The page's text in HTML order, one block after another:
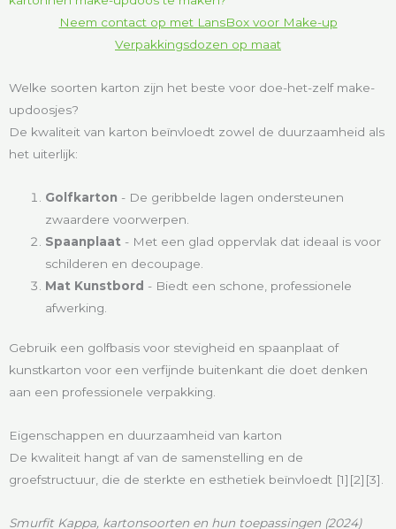
Neem contact op met LansBox voor Make-up
Verpakkingsdozen op maat
Welke soorten karton zijn het beste voor doe-het-zelf make-
updoosjes?
De kwaliteit van karton beïnvloedt zowel de duurzaamheid als
het uiterlijk:
Golfkarton - De geribbelde lagen ondersteunen
zwaardere voorwerpen.
Spaanplaat - Met een glad oppervlak dat ideaal is voor
schilderen en decoupage.
Mat Kunstbord - Biedt een schone, professionele
afwerking.
Gebruik een golfbasis voor stevigheid en spaanplaat of
kunstkarton voor een verfijnde buitenkant die doet denken
aan een professionele verpakking.
Eigenschappen en duurzaamheid van karton
De kwaliteit hangt af van de samenstelling en de
groefstructuur, die de sterkte en esthetiek beïnvloedt [1][2][3].
Smurfit Kappa, kartonsoorten en hun toepassingen (2024)